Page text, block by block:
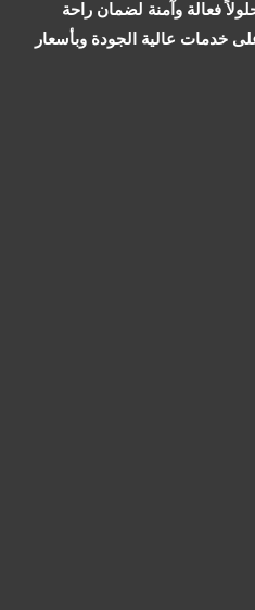
فعالة وآمنة لضمان راحة
خدمات عالية الجودة وبأسعار